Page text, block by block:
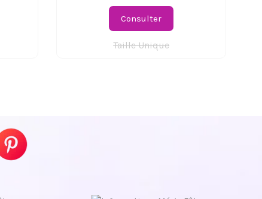
Consulter
Taille Unique